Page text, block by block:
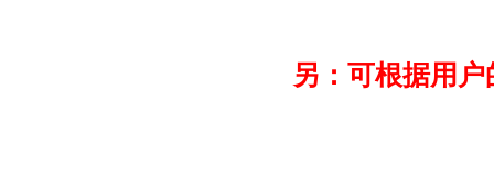
另：可根据用